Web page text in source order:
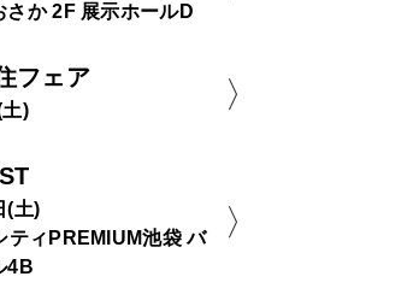
さか 2F 展示ホールD
フェア
)
(土)
ティPREMIUM池袋 バ
4B